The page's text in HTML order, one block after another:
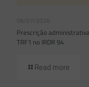
06/07/2026
Prescrição
TRF1 no IRDR 94
Read more